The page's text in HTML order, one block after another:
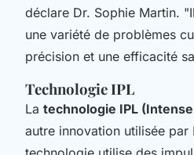
déclare Dr. Sophie Martin.
une variété de problèmes
précision et une efficacité
Technologie IPL
La technologie IPL
autre innovation utilisée par